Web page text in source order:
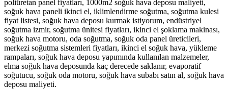
poliüretan panel fiyatları, 1000m2 soğuk hava deposu maliyeti,
soğuk hava paneli ikinci el, iklimlendirme soğutma, soğutma kulesi
fiyat listesi, soğuk hava deposu kurmak istiyorum, endüstriyel
soğutma izmir, soğutma ünitesi fiyatları, ikinci el şoklama makinası,
soğuk hava motoru, oda soğutma, soğuk oda panel üreticileri,
merkezi soğutma sistemleri fiyatları, ikinci el soğuk hava, yükleme
rampaları, soğuk hava deposu yapımında kullanılan malzemeler,
elma soğuk hava deposunda kaç derecede saklanır, evaporatif
soğutucu, soğuk oda motoru, soğuk hava subabı satın al, soğuk hava
deposu maliyeti.